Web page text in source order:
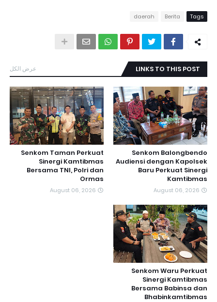
Tags
Berita
daerah
LINKS TO THIS POST عرض الكل
Senkom Balongbendo
Audiensi dengan Kapolsek
Baru Perkuat Sinergi
Kamtibmas
August 06, 2026
Senkom Taman Perkuat
Sinergi Kamtibmas
Bersama TNI, Polri dan
Ormas
August 06, 2026
Senkom Waru Perkuat
Sinergi Kamtibmas
Bersama Babinsa dan
Bhabinkamtibmas